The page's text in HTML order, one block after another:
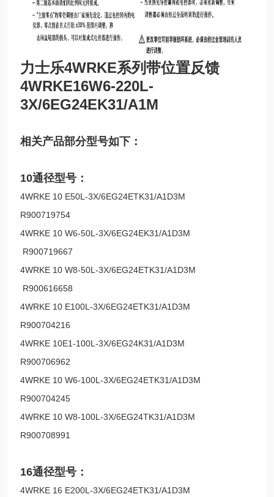
力士乐4WRKE系列带位置反馈
4WRKE16W6-220L-
3X/6EG24EK31/A1M
相关产品部分型号如下：
10通径型号：
4WRKE 10 E50L-3X/6EG24ETK31/A1D3M
R900719754
4WRKE 10 W6-50L-3X/6EG24EK31/A1D3M
R900719667
4WRKE 10 W8-50L-3X/6EG24ETK31/A1D3M
R900616658
4WRKE 10 E100L-3X/6EG24ETK31/A1D3M
R900704216
4WRKE 10E1-100L-3X/6EG24K31/A1D3M
R900706962
4WRKE 10 W6-100L-3X/6EG24ETK31/A1D3M
R900704245
4WRKE 10 W8-100L-3X/6EG24TK31/A1D3M
R900708991
16通径型号：
4WRKE 16 E200L-3X/6EG24ETK31/A1D3M